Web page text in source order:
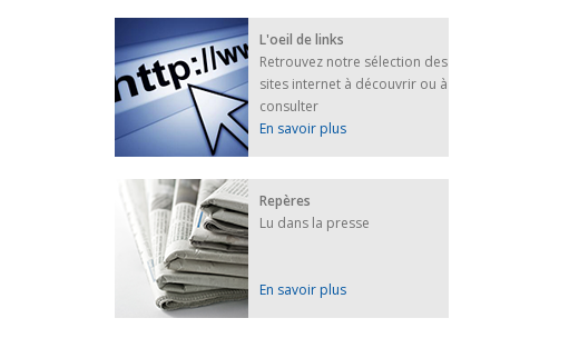
L'oeil de links
Retrouvez notre sélection des
sites internet à découvrir ou à
consulter
En savoir plus
Repères
Lu dans la presse
En savoir plus